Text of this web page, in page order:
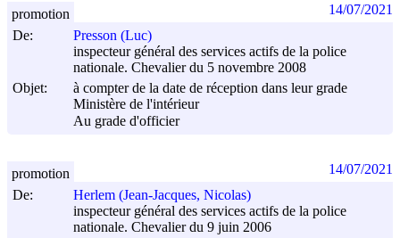
De:
Presson (Luc)
inspecteur général des services actifs de la police
nationale. Chevalier du 5 novembre 2008
Objet:
à compter de la date de réception dans leur grade
Ministère de l'intérieur
Au grade d'officier
promotion 14/07/2021
De:
Herlem (Jean-Jacques, Nicolas)
inspecteur général des services actifs de la police
nationale. Chevalier du 9 juin 2006
promotion 14/07/2021